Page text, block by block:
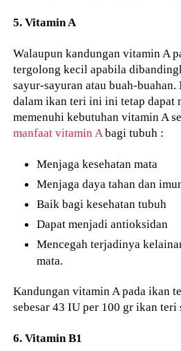
5. Vitamin A
Walaupun kandungan vitamin A
tergolong kecil apabila
sayur-sayuran atau buah-
dalam ikan teri ini ini tetap dapat
memenuhi kebutuhan vitamin A
manfaat vitamin A bagi tubuh :
Menjaga kesehatan mata
Menjaga daya tahan dan
Baik bagi kesehatan tubuh
Dapat menjadi antioksidan
Mencegah terjadinya
mata.
Kandungan vitamin A pada ikan
sebesar 43 IU per 100 gr ikan teri
6. Vitamin B1